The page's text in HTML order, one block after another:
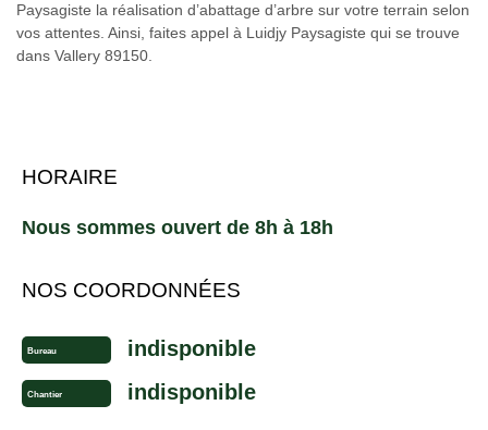
Paysagiste la réalisation d’abattage d’arbre sur votre terrain selon
vos attentes. Ainsi, faites appel à Luidjy Paysagiste qui se trouve
dans Vallery 89150.
HORAIRE
Nous sommes ouvert de 8h à 18h
NOS COORDONNÉES
Bureau indisponible
Chantier indisponible